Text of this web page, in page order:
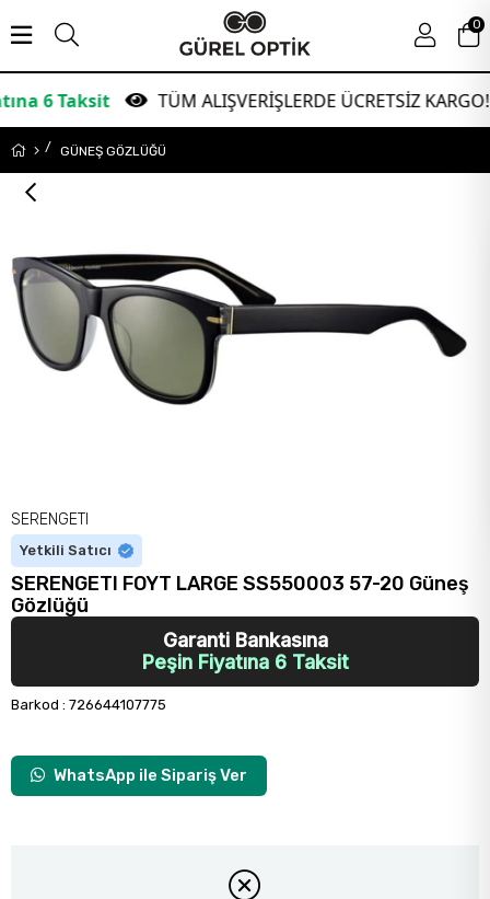
TÜM ALIŞVERİŞLERDE ÜCRETSİZ KARGO!
0
GÜNEŞ GÖZLÜĞÜ
SERENGETI
Yetkili Satıcı
SERENGETI FOYT LARGE SS550003 57-20 Güneş
Gözlüğü
Garanti Bankasına
Peşin Fiyatına 6 Taksit
Barkod : 726644107775
WhatsApp ile Sipariş Ver